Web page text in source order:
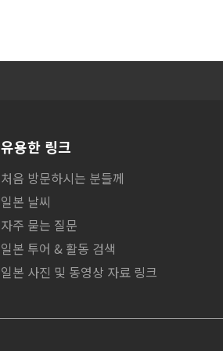
유용한 링크
처음 방문하시는 분들께
일본 날씨
자주 묻는 질문
일본 투어 & 활동 검색
일본 사진 및 동영상 자료 링크